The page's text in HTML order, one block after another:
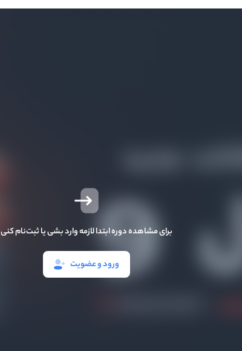
برای مشاهده دوره ابتدا لازمه وارد بشی یا ثبت‌نام کنی
ورود و عضویت